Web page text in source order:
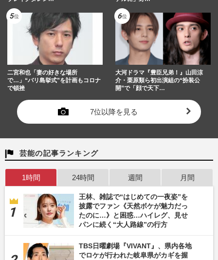
二宮和也「妻の好きな場所
で…」“バリ島挙式”を計画もコロナ
で頓挫
大河ドラマ『豊臣兄弟！』山田涼
介・栗原類ら初出演組の“扮装公
開”で「顔で天下…
7位以降を見る
芸能の記事ランキング
1時間 24時間 週間 月間
王林、雑誌で“はじめての一夜姿”を
披露でファン《天然ボケが魅力だっ
たのに…》と困惑…ハイレグ、見せ
パンに続く“大人路線”の行方
TBS日曜劇場『VIVANT』、県内各地
でロケが行われた岐阜県がカギを握